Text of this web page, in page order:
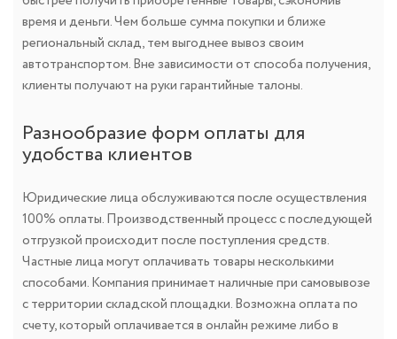
время и деньги. Чем больше сумма покупки и ближе
региональный склад, тем выгоднее вывоз своим
автотранспортом. Вне зависимости от способа получения,
клиенты получают на руки гарантийные талоны.
Разнообразие форм оплаты для
удобства клиентов
Юридические лица обслуживаются после осуществления
100% оплаты. Производственный процесс с последующей
отгрузкой происходит после поступления средств.
Частные лица могут оплачивать товары несколькими
способами. Компания принимает наличные при самовывозе
с территории складской площадки. Возможна оплата по
счету, который оплачивается в онлайн режиме либо в